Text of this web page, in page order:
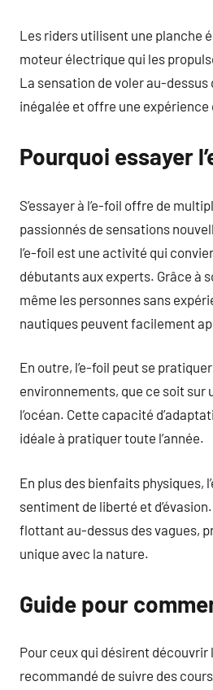
Les riders utilisent une planche
moteur électrique qui les
La sensation de voler au-dessus
inégalée et offre une
Pourquoi essayer
S’essayer à l’e-foil offre de
passionnés de sensations
l’e-foil est une activité qui
débutants aux experts. Grâce à
même les personnes sans
nautiques peuvent facilement
En outre, l’e-foil peut se
environnements, que ce soit sur
l’océan. Cette capacité
idéale à pratiquer toute l’année.
En plus des bienfaits physiques,
sentiment de liberté et d’évasion.
flottant au-dessus des vagues,
unique avec la nature.
Guide pour
Pour ceux qui désirent découvrir
recommandé de suivre des cours